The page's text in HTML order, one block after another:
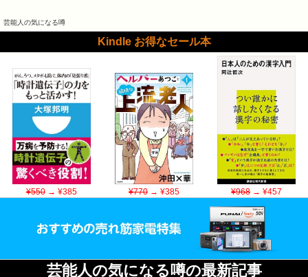
芸能人の気になる噂
Kindle お得なセール本
¥550→ ¥385 ¥770→ ¥385 ¥968→ ¥457
芸能人の気になる噂の最新記事